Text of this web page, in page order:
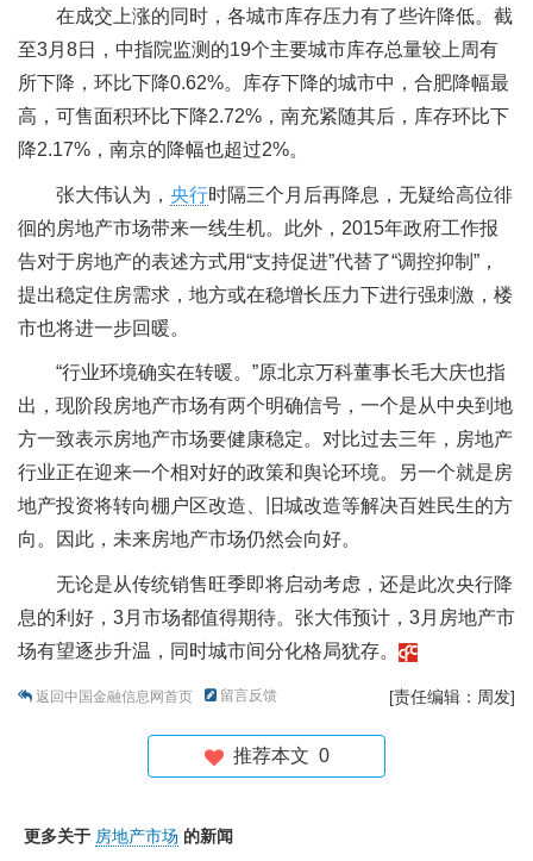
在成交上涨的同时，各城市库存压力有了些许降低。截
至3月8日，中指院监测的19个主要城市库存总量较上周有
所下降，环比下降0.62%。库存下降的城市中，合肥降幅最
高，可售面积环比下降2.72%，南充紧随其后，库存环比下
降2.17%，南京的降幅也超过2%。
张大伟认为， 央行时隔三个月后再降息，无疑给高位徘
徊的房地产市场带来一线生机。此外，2015年政府工作报
告对于房地产的表述方式用“支持促进”代替了“调控抑制”，
提出稳定住房需求，地方或在稳增长压力下进行强刺激，楼
市也将进一步回暖。
“行业环境确实在转暖。”原北京万科董事长毛大庆也指
出，现阶段房地产市场有两个明确信号，一个是从中央到地
方一致表示房地产市场要健康稳定。对比过去三年，房地产
行业正在迎来一个相对好的政策和舆论环境。另一个就是房
地产投资将转向棚户区改造、旧城改造等解决百姓民生的方
向。因此，未来房地产市场仍然会向好。
无论是从传统销售旺季即将启动考虑，还是此次央行降
息的利好，3月市场都值得期待。张大伟预计，3月房地产市
场有望逐步升温，同时城市间分化格局犹存。
返回中国金融信息网首页 留言反馈 [责任编辑：周发]
推荐本文 0
更多关于 房地产市场 的新闻